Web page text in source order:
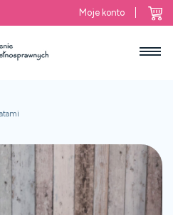
Moje konto